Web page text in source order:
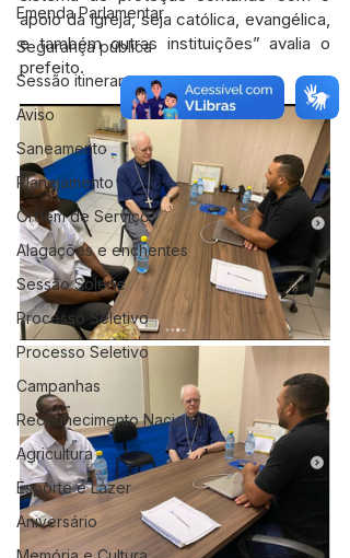
Emenda Parlamentar
Segurança pública
Sessão itinerante
Aviso
Saneamento
Planejamento
Ordem de Serviço
Alagações e enchentes
Sessão Solene
Processo Seletivo
Processo Seletivo
Campanhas
Reconhecimento Nacional
Agricultura
Esporte e Lazer
Aniversário
apoio da Igreja, seja católica, evangélica,
e também outras instituições” avalia o
prefeito.